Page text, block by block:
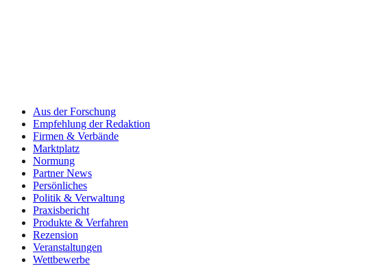
Aus der Forschung
Empfehlung der Redaktion
Firmen & Verbände
Marktplatz
Normung
Partner News
Persönliches
Politik & Verwaltung
Praxisbericht
Produkte & Verfahren
Rezension
Veranstaltungen
Wettbewerbe